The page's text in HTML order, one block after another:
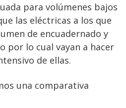
para volúmenes bajos
las eléctricas a los que
de encuadernado y
por lo cual vayan a hacer
de ellas.
una comparativa